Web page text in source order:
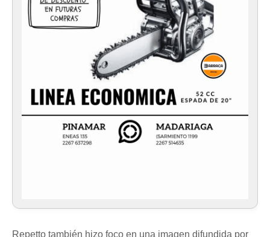
Repetto también hizo foco en una imagen difundida por